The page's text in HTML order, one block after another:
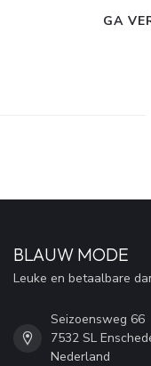
GA
BLAUW MODE
Leuke en betaalbare
Seizoensweg 66
7532 SL
Nederland